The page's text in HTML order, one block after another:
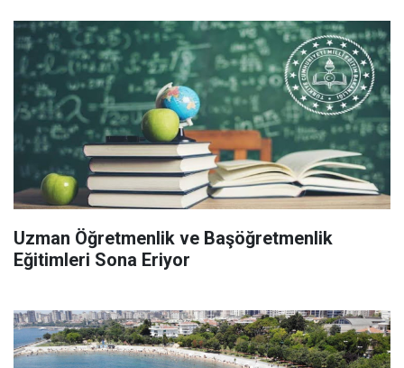
Uzman Öğretmenlik ve Başöğretmenlik
Eğitimleri Sona Eriyor